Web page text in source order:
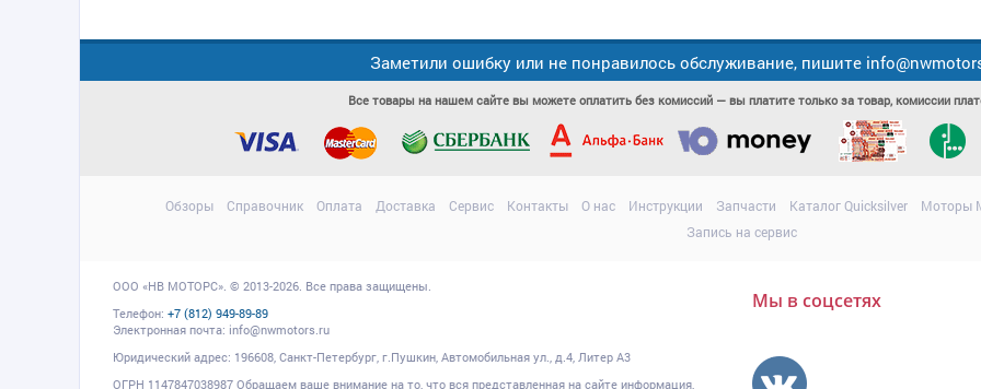
Заметили ошибку или не понравилось обслуживание, пишите
Все товары на нашем сайте вы можете оплатить без комиссий — вы платите только за товар, комиссии
Обзоры Справочник Оплата Доставка Сервис Контакты О нас Инструкции Запчасти Каталог Quicksilver
Моторы
Запись на сервис
ООО «НВ МОТОРС». © 2013-2026. Все права защищены.
Телефон: +7 (812) 949-89-89
Электронная почта: info@nwmotors.ru
Юридический адрес: 196608, Санкт-Петербург, г.Пушкин, Автомобильная ул., д.4, Литер А3
ОГРН 1147847038987 Обращаем ваше внимание на то, что вся представленная на сайте информация,
Мы в соцсетях